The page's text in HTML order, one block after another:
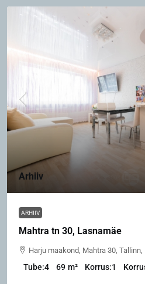
Arhiiv
ARHIIV
Mahtra tn 30, Lasnamäe
Harju maakond, Mahtra 30, Tallinn,
Tube:4 69 m² Korrus:1